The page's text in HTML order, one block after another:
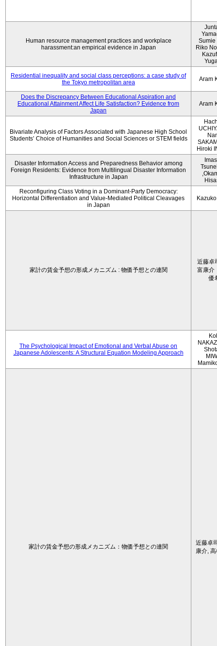
Human resource management practices and workplace
harassment:an empirical evidence in Japan
Sumie
Riko
Residential inequality and social class perceptions: a case study of
the Tokyo metropolitan area
Aram
Does the Discrepancy Between Educational Aspiration and
Educational Attainment Affect Life Satisfaction? Evidence from
Japan
Aram
Bivariate Analysis of Factors Associated with Japanese High School
Students’ Choice of Humanities and Social Sciences or STEM fields
Hiroki
Disaster Information Access and Preparedness Behavior among
Foreign Residents: Evidence from Multilingual Disaster Information
Infrastructure in Japan
Reconfiguring Class Voting in a Dominant-Party Democracy:
Horizontal Differentiation and Value-Mediated Political Cleavages
in Japan
家計の賃金予想の形成メカニズム : 物価予想との連関
近藤卓
富康介
優
The Psychological Impact of Emotional and Verbal Abuse on
Japanese Adolescents: A Structural Equation Modeling Approach
家計の賃金予想の形成メカニズム：物価予想との連関
近藤卓
康介,